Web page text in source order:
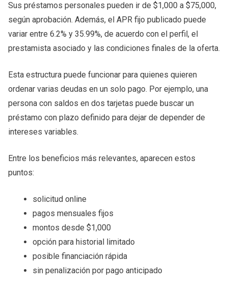
Sus préstamos personales pueden ir de $1,000 a $75,000,
según aprobación. Además, el APR fijo publicado puede
variar entre 6.2% y 35.99%, de acuerdo con el perfil, el
prestamista asociado y las condiciones finales de la oferta.
Esta estructura puede funcionar para quienes quieren
ordenar varias deudas en un solo pago. Por ejemplo, una
persona con saldos en dos tarjetas puede buscar un
préstamo con plazo definido para dejar de depender de
intereses variables.
Entre los beneficios más relevantes, aparecen estos
puntos:
solicitud online
pagos mensuales fijos
montos desde $1,000
opción para historial limitado
posible financiación rápida
sin penalización por pago anticipado